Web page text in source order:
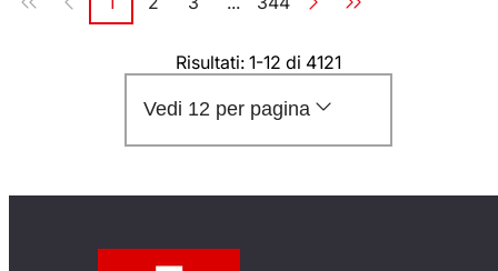
PaginaPaginaPagina Pagina
Risultati: 1-12 di 4121
Vedi 12 per pagina